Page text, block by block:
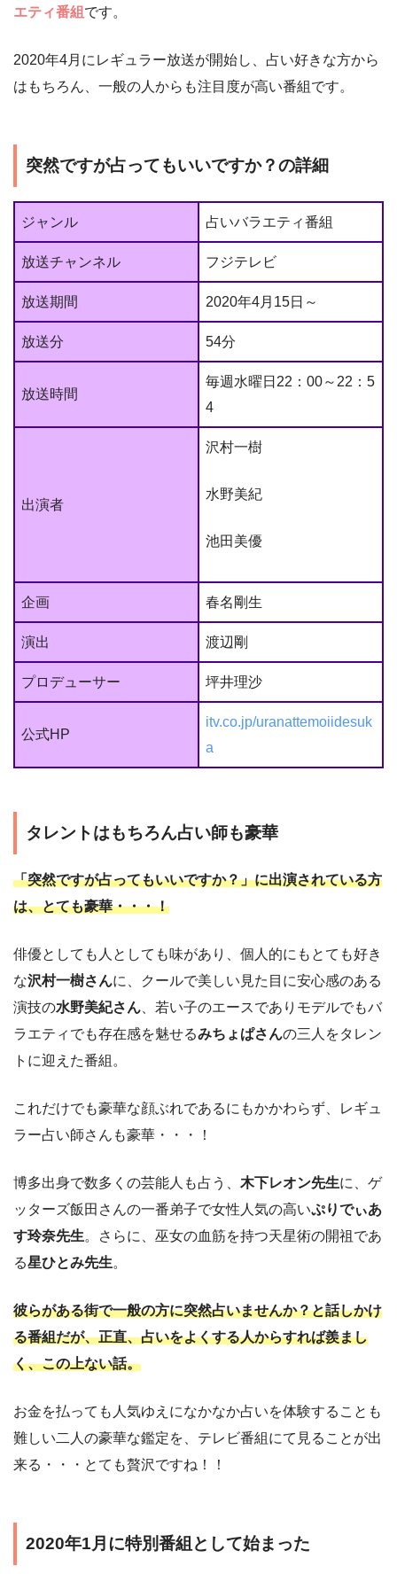
エティ番組 です。
2020年4月にレギュラー放送が開始し、占い好きな方から
はもちろん、一般の人からも注目度が高い番組です。
突然ですが占ってもいいですか？の詳細
ジャンル 占いバラエティ番組
放送チャンネル フジテレビ
放送期間 2020年4月15日～
放送分 54分
放送時間
毎週水曜日22：00～22：5
4
出演者
沢村一樹
水野美紀
池田美優
企画 春名剛生
演出 渡辺剛
プロデューサー 坪井理沙
公式HP
itv.co.jp/uranattemoiidesuk
a
タレントはもちろん占い師も豪華
「突然ですが占ってもいいですか？」に出演されている方
は、とても豪華・・・！
俳優としても人としても味があり、個人的にもとても好き
な沢村一樹さんに、クールで美しい見た目に安心感のある
演技の水野美紀さん 、若い子のエースでありモデルでもバ
ラエティでも存在感を魅せるみちょぱさんの三人をタレン
トに迎えた番組。
これだけでも豪華な顔ぶれであるにもかかわらず、レギュ
ラー占い師さんも豪華・・・！
博多出身で数多くの芸能人も占う、 木下レオン先生に、ゲ
ッターズ飯田さんの一番弟子で女性人気の高いぷりでぃあ
す玲奈先生。さらに、巫女の血筋を持つ天星術の開祖であ
る星ひとみ先生。
彼らがある街で一般の方に突然占いませんか？と話しかけ
る番組だが、正直、占いをよくする人からすれば羨まし
く、この上ない話。
お金を払っても人気ゆえになかなか占いを体験することも
難しい二人の豪華な鑑定を、テレビ番組にて見ることが出
来る・・・とても贅沢ですね！！
2020年1月に特別番組として始まった